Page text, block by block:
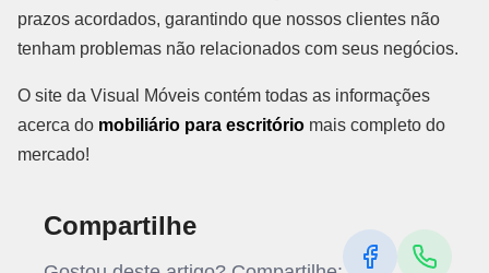
prazos acordados, garantindo que nossos clientes não
tenham problemas não relacionados com seus negócios.
O site da Visual Móveis contém todas as informações
acerca do mobiliário para escritório mais completo do
mercado!
Compartilhe